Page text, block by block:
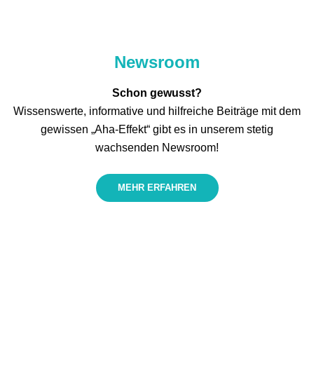
Newsroom
Schon gewusst?
Wissenswerte, informative und hilfreiche Beiträge mit dem
gewissen „Aha-Effekt“ gibt es in unserem stetig
wachsenden Newsroom!
MEHR ERFAHREN